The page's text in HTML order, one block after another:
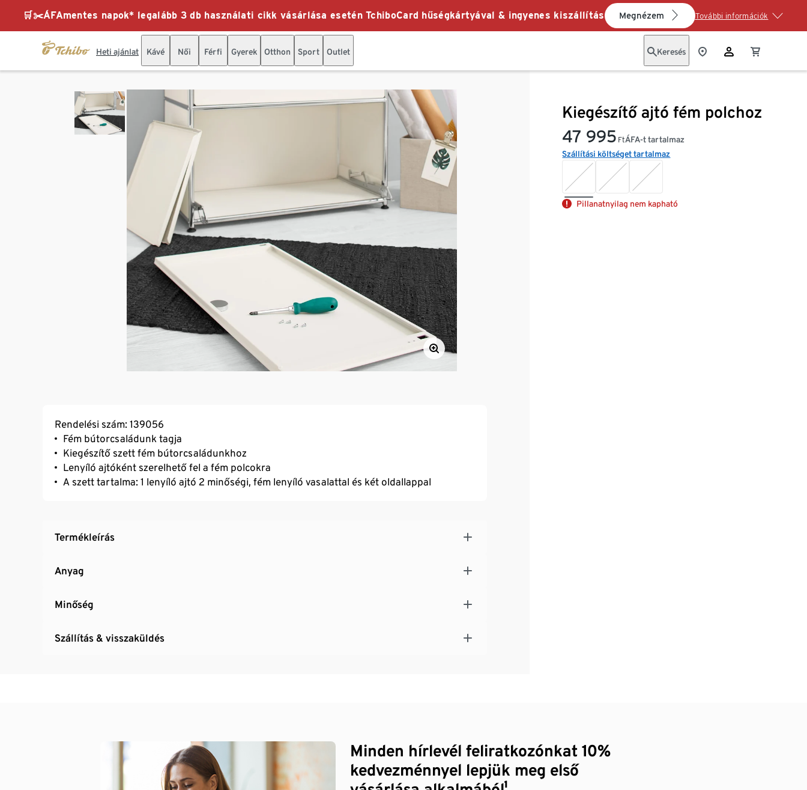
🛒✂️ÁFAmentes napok* legalább 3 db használati cikk vásárlása esetén TchiboCard hűségkártyával & ingyenes kiszállítás Megnézem További információk
Heti ajánlat Kávé Női Férfi Gyerek Otthon Sport Outlet Keresés
Kiegészítő ajtó fém polchoz
47 995 FtÁFA-t tartalmaz
Szállítási költséget tartalmaz
Pillanatnyilag nem kapható
Rendelési szám: 139056
Fém bútorcsaládunk tagja
Kiegészítő szett fém bútorcsaládunkhoz
Lenyíló ajtóként szerelhető fel a fém polcokra
A szett tartalma: 1 lenyíló ajtó 2 minőségi, fém lenyíló vasalattal és két oldallappal
Termékleírás
Anyag
Minőség
Szállítás & visszaküldés
Minden hírlevél feliratkozónkat 10%
kedvezménnyel lepjük meg első